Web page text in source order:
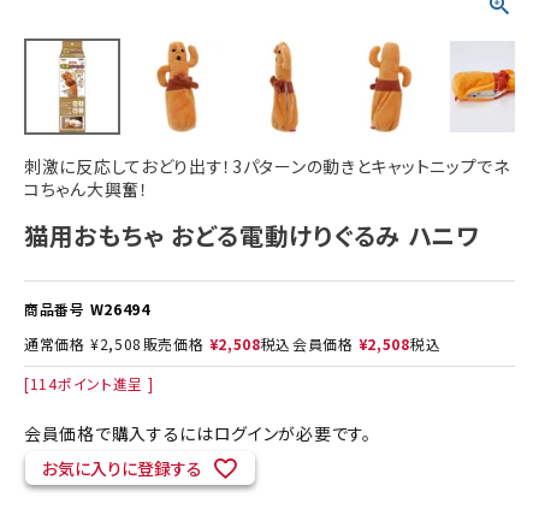
刺激に反応しておどり出す！3パターンの動きとキャットニップでネ
コちゃん大興奮！
猫用おもちゃ おどる電動けりぐるみ ハニワ
商品番号 W26494
通常価格 ¥2,508 販売価格 ¥2,508税込会員価格 ¥2,508税込
[114ポイント進呈 ]
会員価格で購入するにはログインが必要です。
お気に入りに登録する